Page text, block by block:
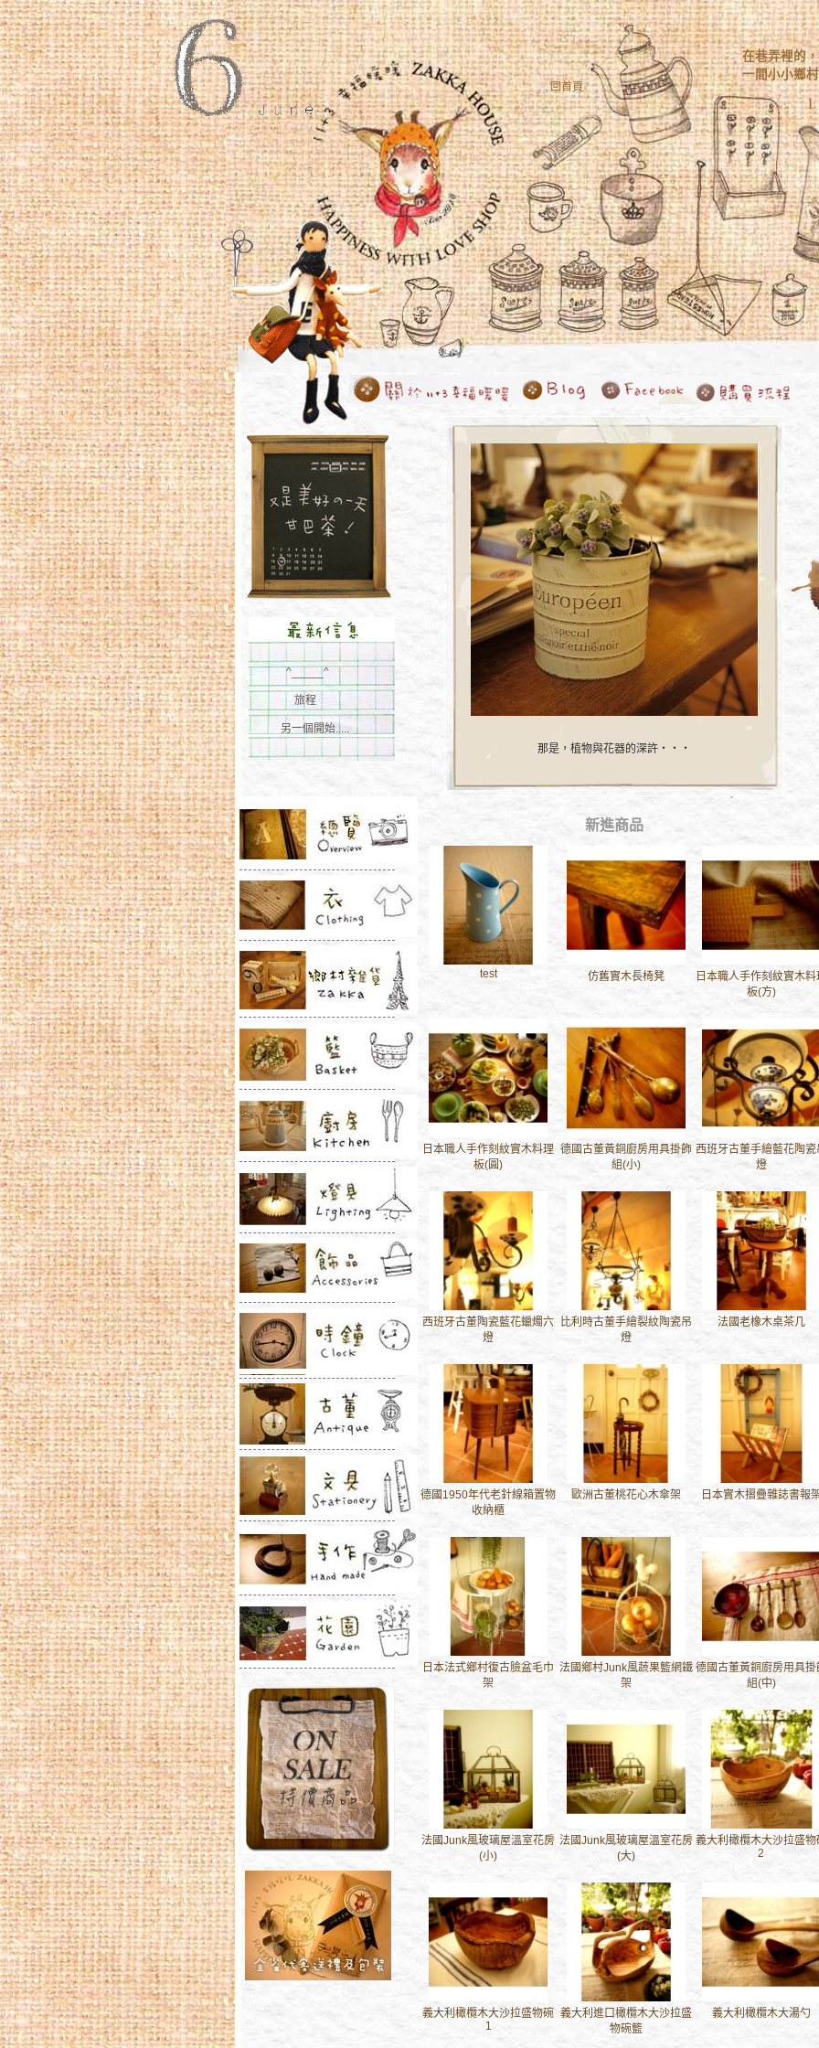
回首頁
在巷弄裡的，
一間小小鄉
^_____^
旅程
另一個開始.....
那是，植物與花器的深許‧‧‧
新進商品
test 仿舊實木長椅凳
日本職人手作刻紋實木料
板(方)
日本職人手作刻紋實木料理
板(圓)
德國古董黃銅廚房用具掛飾
組(小)
西班牙古董手繪藍花陶瓷
燈
西班牙古董陶瓷藍花蠟燭六
燈
比利時古董手繪裂紋陶瓷吊
燈
法國老橡木桌茶几
德國1950年代老針線箱置物
收納櫃
歐洲古董桃花心木傘架 日本實木摺疊雜誌書報
日本法式鄉村復古臉盆毛巾
架
法國鄉村Junk風蔬果籃網鐵
架
德國古董黃銅廚房用具掛
組(中)
法國Junk風玻璃屋溫室花房
(小)
法國Junk風玻璃屋溫室花房
(大)
義大利橄欖木大沙拉盛物
2
義大利橄欖木大沙拉盛物碗
1
義大利進口橄欖木大沙拉盛
物碗籃
義大利橄欖木大湯勺